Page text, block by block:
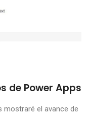
de Power Apps
mostraré el avance de